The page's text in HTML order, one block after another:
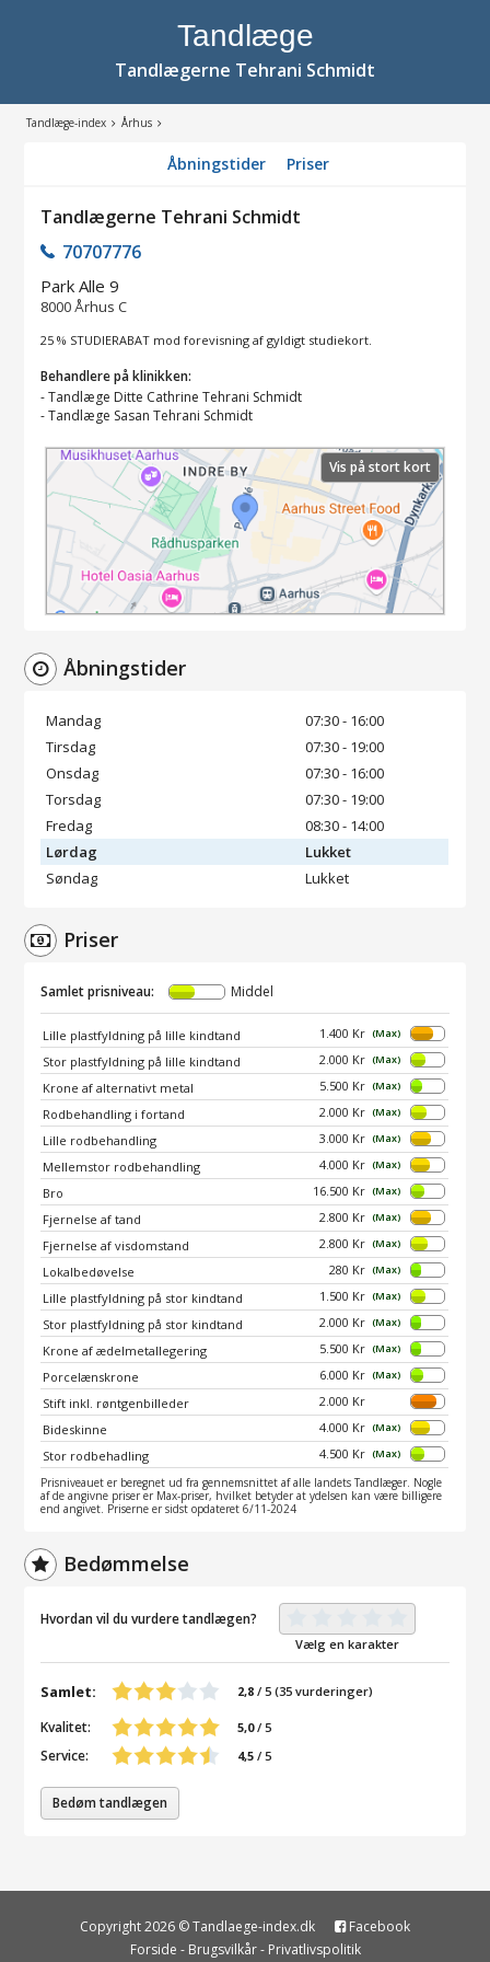
Tandlæge
Tandlægerne Tehrani Schmidt
Tandlæge-index Århus
Åbningstider Priser
Tandlægerne Tehrani Schmidt
70707776
Park Alle 9
8000Århus C
25 % STUDIERABAT mod forevisning af gyldigt studiekort.
Behandlere på klinikken:
-Tandlæge Ditte Cathrine Tehrani Schmidt
-Tandlæge Sasan Tehrani Schmidt
Vis på stort kort
Åbningstider
Mandag
07:30 - 16:00
Tirsdag
07:30 - 19:00
Onsdag
07:30 - 16:00
Torsdag
07:30 - 19:00
Fredag
08:30 - 14:00
Lørdag
Lukket
Søndag
Lukket
Priser
Samlet prisniveau: Middel
Lille plastfyldning på lille kindtand 1.400 Kr (Max)
Stor plastfyldning på lille kindtand 2.000 Kr (Max)
Krone af alternativt metal 5.500 Kr (Max)
Rodbehandling i fortand 2.000 Kr (Max)
Lille rodbehandling 3.000 Kr (Max)
Mellemstor rodbehandling 4.000 Kr (Max)
Bro 16.500 Kr (Max)
Fjernelse af tand 2.800 Kr (Max)
Fjernelse af visdomstand 2.800 Kr (Max)
Lokalbedøvelse 280 Kr (Max)
Lille plastfyldning på stor kindtand 1.500 Kr (Max)
Stor plastfyldning på stor kindtand 2.000 Kr (Max)
Krone af ædelmetallegering 5.500 Kr (Max)
Porcelænskrone 6.000 Kr (Max)
Stift inkl. røntgenbilleder
2.000 Kr
Bideskinne
4.000 Kr (Max)
Stor rodbehadling 4.500 Kr (Max)
Prisniveauet er beregnet ud fra gennemsnittet af alle landets Tandlæger. Nogle
af de angivne priser er Max-priser, hvilket betyder at ydelsen kan være billigere
end angivet. Priserne er sidst opdateret 6/11-2024
Bedømmelse
Hvordan vil du vurdere tandlægen?
Vælg en karakter
Samlet: 2,8 /5 (35 vurderinger)
Kvalitet: 5,0/ 5
Service: 4,5 / 5
Bedøm tandlægen
Copyright 2026 © Tandlaege-index.dk
Facebook
Forside - Brugsvilkår- Privatlivspolitik